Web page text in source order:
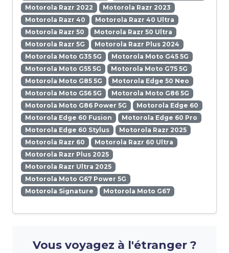
Motorola Razr 2022
Motorola Razr 2023
Motorola Razr 40
Motorola Razr 40 Ultra
Motorola Razr 50
Motorola Razr 50 Ultra
Motorola Razr 5G
Motorola Razr Plus 2024
Motorola Moto G35 5G
Motorola Moto G45 5G
Motorola Moto G55 5G
Motorola Moto G75 5G
Motorola Moto G85 5G
Motorola Edge 50 Neo
Motorola Moto G56 5G
Motorola Moto G86 5G
Motorola Moto G86 Power 5G
Motorola Edge 60
Motorola Edge 60 Fusion
Motorola Edge 60 Pro
Motorola Edge 60 Stylus
Motorola Razr 2025
Motorola Razr 60
Motorola Razr 60 Ultra
Motorola Razr Plus 2025
Motorola Razr Ultra 2025
Motorola Moto G67 Power 5G
Motorola Signature
Motorola Moto G67
Vous voyagez à l'étranger ?